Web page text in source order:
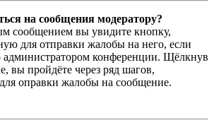
на сообщения модератору?
сообщением вы увидите кнопку,
для отправки жалобы на него, если
администратором конференции. Щёлкнув
вы пройдёте через ряд шагов,
оправки жалобы на сообщение.